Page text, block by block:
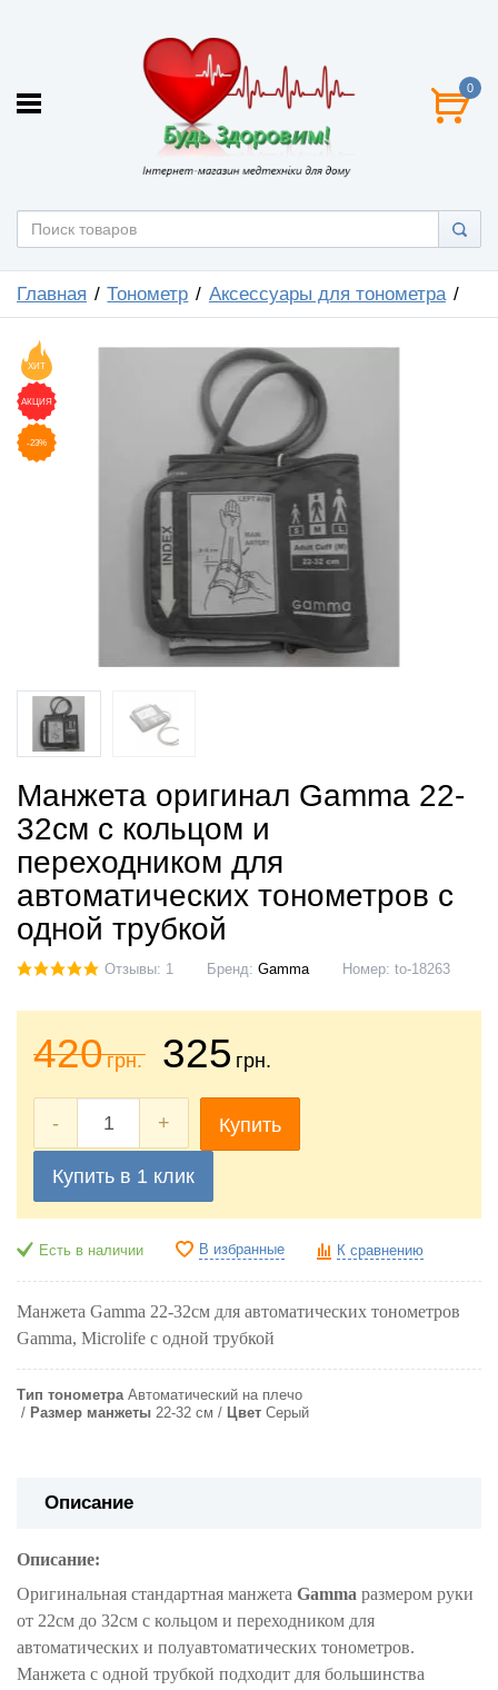
0
Главная Тонометр Аксессуары для тонометра
ХИТ
АКЦИЯ
-23%
Манжета оригинал Gamma 22-
32см с кольцом и
переходником для
автоматических тонометров с
одной трубкой
Отзывы: 1 Бренд: Gamma Номер: to-18263
420грн. 325 грн.
- + Купить
Купить в 1 клик
Есть в наличии В избранные К сравнению
Манжета Gamma 22-32см для автоматических тонометров
Gamma, Microlife с одной трубкой
Тип тонометра Автоматический на плечо
Pазмер манжеты 22-32 см Цвет Серый
Описание
Описание:
Оригинальная стандартная манжета Gamma размером руки
от 22см до 32см с кольцом и переходником для
автоматических и полуавтоматических тонометров.
Манжета с одной трубкой подходит для большинства